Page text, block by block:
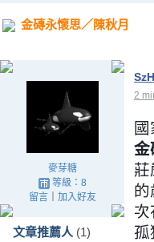
金磚永懷思／陳秋月
麥芽糖
等級：8
留言｜ 加入好友
文章推薦人 (1)
2
金
莊
的
次
孤